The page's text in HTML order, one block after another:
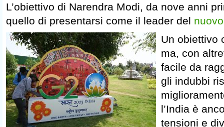
L’obiettivo di Narendra Modi, da nove anni
quello di presentarsi come il leader del
Un obiettivo
ma, con
facile da
gli indubbi
l’India è
tensioni e